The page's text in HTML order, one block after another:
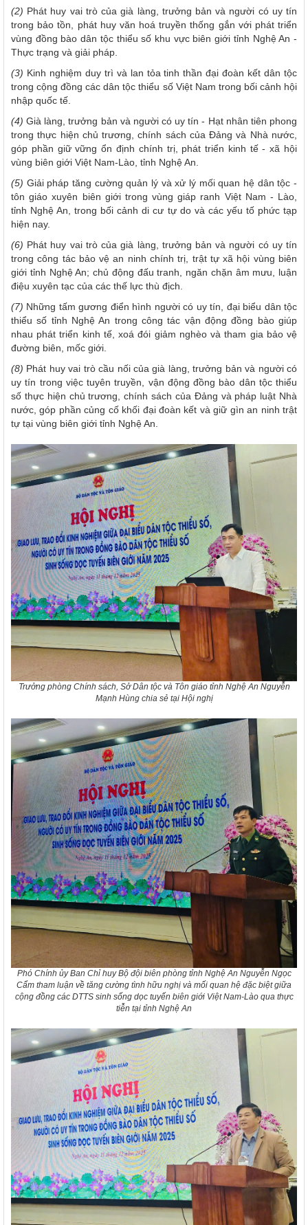
(2) Phát huy vai trò của già làng, trưởng bản và người có uy tín
trong bảo tồn, phát huy văn hoá truyền thống gắn với phát triển
vùng đồng bào dân tộc thiểu số khu vực biên giới tỉnh Nghệ An -
Thực trạng và giải pháp.
(3) Kinh nghiệm duy trì và lan tỏa tinh thần đại đoàn kết dân tộc
trong cộng đồng các dân tộc thiểu số Việt Nam trong bối cảnh hội
nhập quốc tế.
(4) Già làng, trưởng bản và người có uy tín - Hạt nhân tiên phong
trong thực hiện chủ trương, chính sách của Đảng và Nhà nước,
góp phần giữ vững ổn định chính trị, phát triển kinh tế - xã hội
vùng biên giới Việt Nam-Lào, tỉnh Nghệ An.
(5) Giải pháp tăng cường quản lý và xử lý mối quan hệ dân tộc -
tôn giáo xuyên biên giới trong vùng giáp ranh Việt Nam - Lào,
tỉnh Nghệ An, trong bối cảnh di cư tự do và các yếu tố phức tạp
hiện nay.
(6) Phát huy vai trò của già làng, trưởng bản và người có uy tín
trong công tác bảo vệ an ninh chính trị, trật tự xã hội vùng biên
giới tỉnh Nghệ An; chủ động đấu tranh, ngăn chặn âm mưu, luận
điệu xuyên tạc của các thế lực thù địch.
(7) Những tấm gương điển hình người có uy tín, đại biểu dân tộc
thiểu số tỉnh Nghệ An trong công tác vận động đồng bào giúp
nhau phát triển kinh tế, xoá đói giảm nghèo và tham gia bảo vệ
đường biên, mốc giới.
(8) Phát huy vai trò cầu nối của già làng, trưởng bản và người có
uy tín trong việc tuyên truyền, vận động đồng bào dân tộc thiểu
số thực hiện chủ trương, chính sách của Đảng và pháp luật Nhà
nước, góp phần củng cố khối đại đoàn kết và giữ gìn an ninh trật
tự tại vùng biên giới tỉnh Nghệ An.
Trưởng phòng Chính sách, Sở Dân tộc và Tôn giáo tỉnh Nghệ An Nguyễn
Mạnh Hùng chia sẻ tại Hội nghị
Phó Chính ủy Ban Chỉ huy Bộ đội biên phòng tỉnh Nghệ An Nguyễn Ngọc
Cẩm tham luận về tăng cường tình hữu nghị và mối quan hệ đặc biệt giữa
cộng đồng các DTTS sinh sống dọc tuyến biên giới Việt Nam-Lào qua thực
tiễn tại tỉnh Nghệ An